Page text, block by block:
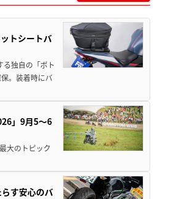
トシートバ
独自の「ボト
。装着時にバ
」9月5〜6
大のトピック
す安心のバ